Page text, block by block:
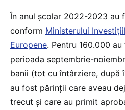
În anul școlar 2022-2023 au
conform Ministerului
Europene. Pentru 160.000
perioada septembrie-
banii (tot cu întârziere, după
au fost părinții care aveau
trecut și care au primit